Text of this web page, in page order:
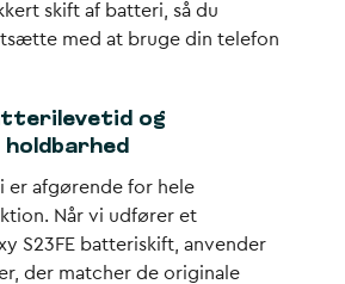
skift af batteri, så du
med at bruge din telefon
og
er afgørende for hele
Når vi udfører et
S23FE batteriskift, anvender
der matcher de originale